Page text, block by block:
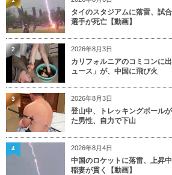
タイのスタジアムに落雷、試
選手が死亡【動画】
2026年8月3日
カリフォルニアのコミコンに
ュース」が、中国に飛び火
2
2026年8月3日
登山中、トレッキングポール
た男性、自力で下山
3
2026年8月4日
中国のロケットに落雷、上昇
稲妻が貫く【動画】
4